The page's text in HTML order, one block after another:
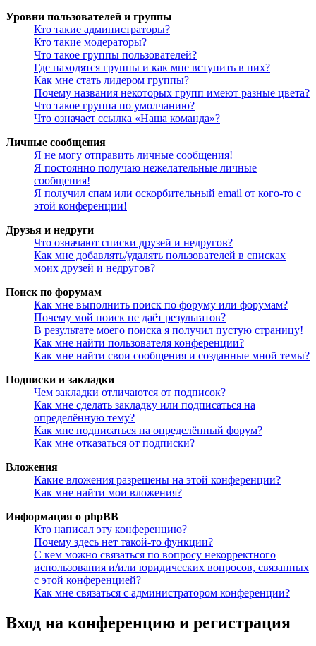
Уровни пользователей и группы
Кто такие администраторы?
Кто такие модераторы?
Что такое группы пользователей?
Где находятся группы и как мне вступить в них?
Как мне стать лидером группы?
Почему названия некоторых групп имеют разные цвета?
Что такое группа по умолчанию?
Что означает ссылка «Наша команда»?
Личные сообщения
Я не могу отправить личные сообщения!
Я постоянно получаю нежелательные личные
сообщения!
Я получил спам или оскорбительный email от кого-то с
этой конференции!
Друзья и недруги
Что означают списки друзей и недругов?
Как мне добавлять/удалять пользователей в списках
моих друзей и недругов?
Поиск по форумам
Как мне выполнить поиск по форуму или форумам?
Почему мой поиск не даёт результатов?
В результате моего поиска я получил пустую страницу!
Как мне найти пользователя конференции?
Как мне найти свои сообщения и созданные мной темы?
Подписки и закладки
Чем закладки отличаются от подписок?
Как мне сделать закладку или подписаться на
определённую тему?
Как мне подписаться на определённый форум?
Как мне отказаться от подписки?
Вложения
Какие вложения разрешены на этой конференции?
Как мне найти мои вложения?
Информация о phpBB
Кто написал эту конференцию?
Почему здесь нет такой-то функции?
С кем можно связаться по вопросу некорректного
использования и/или юридических вопросов, связанных
с этой конференцией?
Как мне связаться с администратором конференции?
Вход на конференцию и регистрация